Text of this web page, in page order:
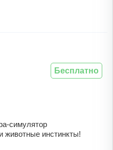
симулятор
животные инстинкты!
Бесплатно